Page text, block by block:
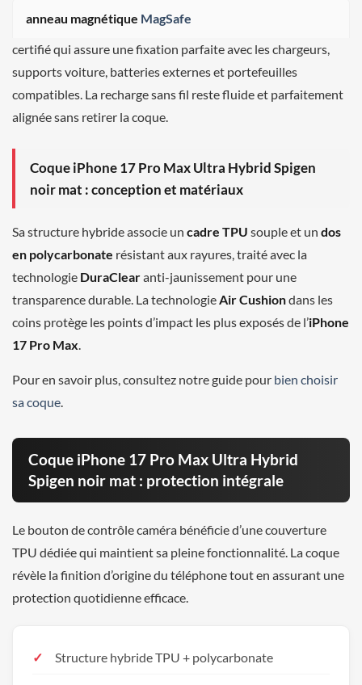
anneau magnétique MagSafe
certifié qui assure une fixation parfaite avec les chargeurs,
supports voiture, batteries externes et portefeuilles
compatibles. La recharge sans fil reste fluide et parfaitement
alignée sans retirer la coque.
Coque iPhone 17 Pro Max Ultra Hybrid Spigen
noir mat : conception et matériaux
Sa structure hybride associe un cadre TPU souple et un dos
en polycarbonate résistant aux rayures, traité avec la
technologie DuraClearanti-jaunissement pour une
transparence durable. La technologie Air Cushiondans les
coins protège les points d’impact les plus exposés de l’iPhone
17 Pro Max
Pour en savoir plus, consultez notre guide pour bien choisir
sa coque
Coque iPhone 17 Pro Max Ultra Hybrid
Spigen noir mat : protection intégrale
Le bouton de contrôle caméra bénéficie d’une couverture
TPU dédiée qui maintient sa pleine fonctionnalité. La coque
révèle la finition d’origine du téléphone tout en assurant une
protection quotidienne efficace.
Structure hybride TPU + polycarbonate